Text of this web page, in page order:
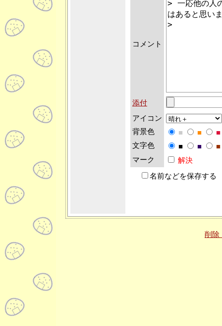
コメント
添付
アイコン
背景色
■ ■
■
文字色
■ ■
■
マーク
解決
名前などを保存する
削除